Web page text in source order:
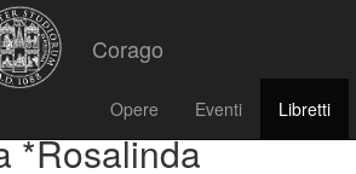
Corago
Opere Eventi Libretti
*Rosalinda